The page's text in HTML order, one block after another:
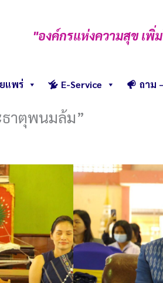
"องค์กรแห่งความสุข เ
ยแพร่ E-Service ถาม
ธาตุพนมล้ม”